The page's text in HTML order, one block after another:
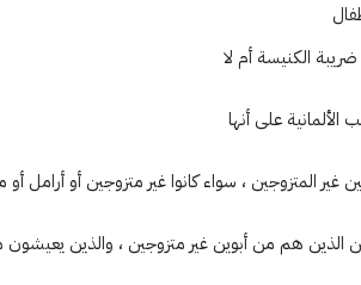
الكنيسة أم لا
على أنها
غير المتزوجين ، سواء كانوا غير متزوجين أو أرامل
الذين هم من أبوين غير متزوجين ، والذين